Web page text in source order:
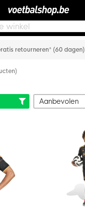
retourneren* (60 dagen)